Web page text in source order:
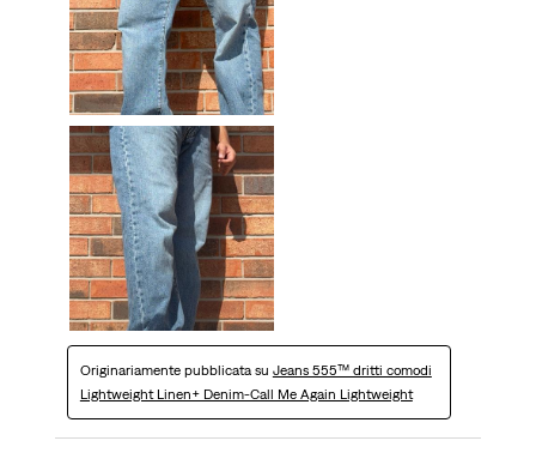
Originariamente pubblicata su Jeans 555™ dritti comodi
Lightweight Linen+ Denim-Call Me Again Lightweight